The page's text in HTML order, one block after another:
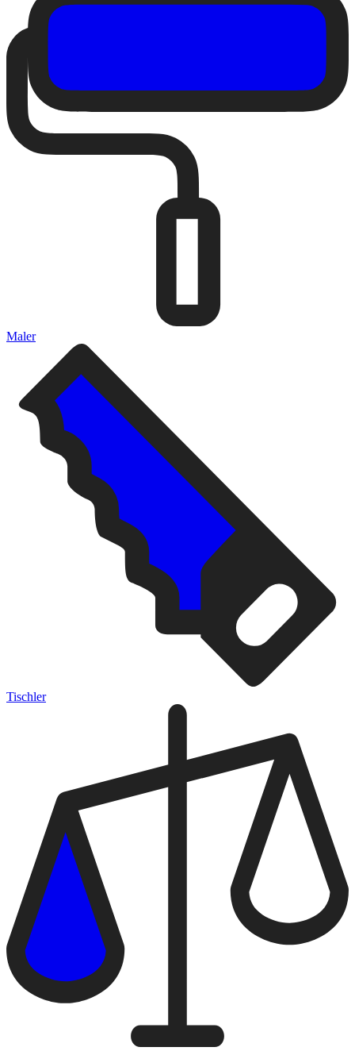
Maler
Tischler